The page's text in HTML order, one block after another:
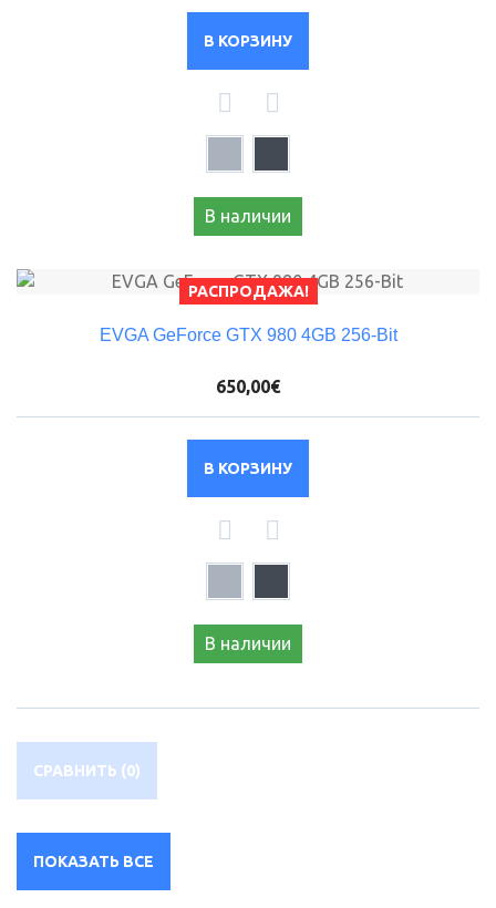
В КОРЗИНУ
В наличии
РАСПРОДАЖА!
EVGA GeForce GTX 980 4GB 256-Bit
650,00€
В КОРЗИНУ
В наличии
СРАВНИТЬ (0)
ПОКАЗАТЬ ВСЕ